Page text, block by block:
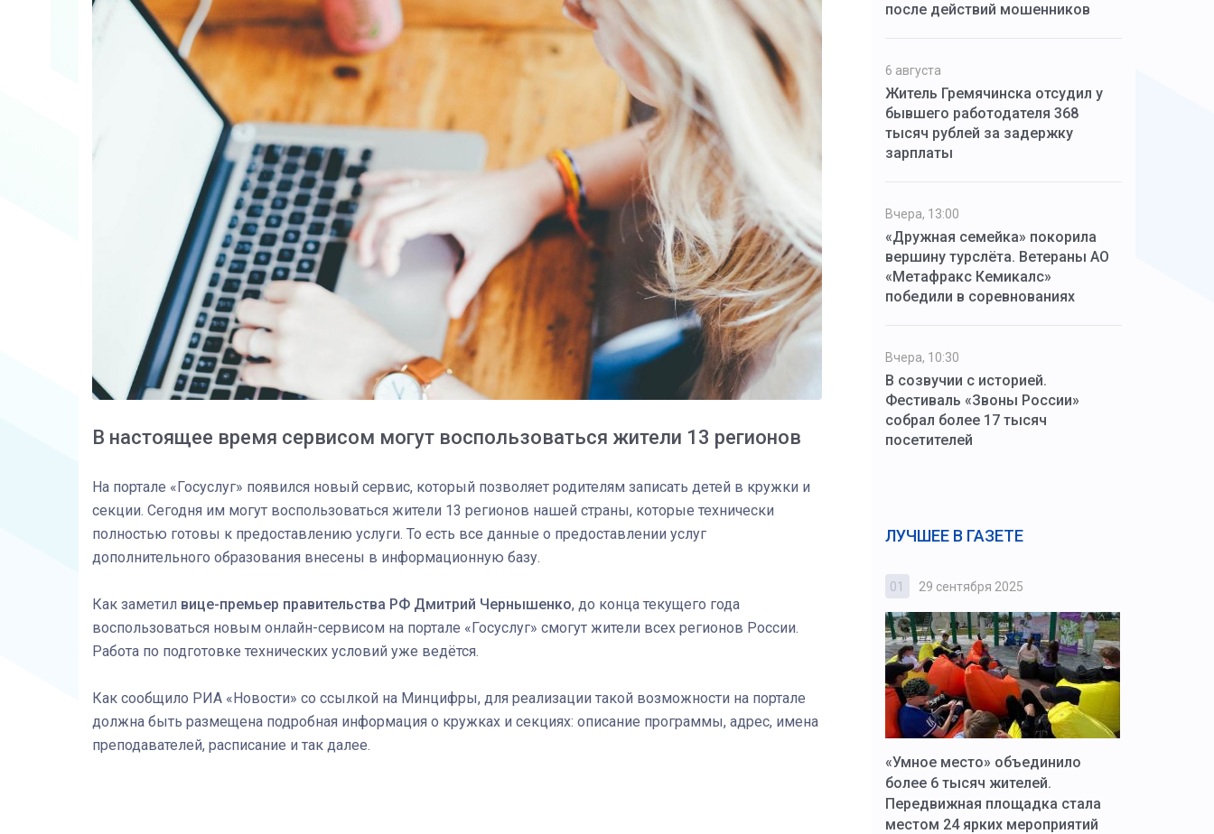
В настоящее время сервисом могут воспользоваться жители 13 регионов
На портале «Госуслуг» появился новый сервис, который позволяет родителям записать детей в кружки и
секции. Сегодня им могут воспользоваться жители 13 регионов нашей страны, которые технически
полностью готовы к предоставлению услуги. То есть все данные о предоставлении услуг
дополнительного образования внесены в информационную базу.
Как заметил вице-премьер правительства РФ Дмитрий Чернышенко, до конца текущего года
воспользоваться новым онлайн-сервисом на портале «Госуслуг» смогут жители всех регионов России.
Работа по подготовке технических условий уже ведётся.
Как сообщило РИА «Новости» со ссылкой на Минцифры, для реализации такой возможности на портале
должна быть размещена подробная информация о кружках и секциях: описание программы, адрес, имена
преподавателей, расписание и так далее.
после действий мошенников
6 августа
Житель Гремячинска отсудил у
бывшего работодателя 368
тысяч рублей за задержку
зарплаты
Вчера, 13:00
«Дружная семейка» покорила
вершину турслёта. Ветераны АО
«Метафракс Кемикалс»
победили в соревнованиях
Вчера, 10:30
В созвучии с историей.
Фестиваль «Звоны России»
собрал более 17 тысяч
посетителей
ЛУЧШЕЕ В ГАЗЕТЕ
01 29 сентября 2025
«Умное место» объединило
более 6 тысяч жителей.
Передвижная площадка стала
местом 24 ярких мероприятий